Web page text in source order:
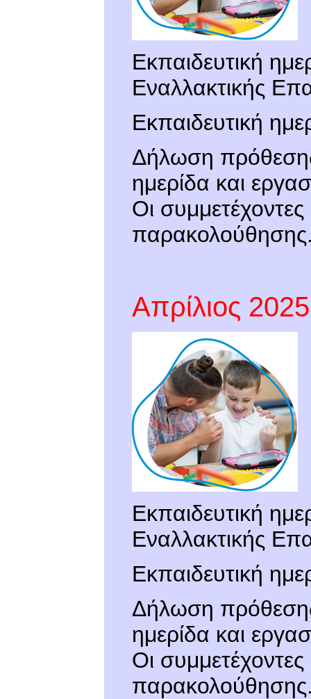
Εκπαιδευτική
Εναλλακτικής
Εκπαιδευτική
Δήλωση
ημερίδα και
Οι
Απρίλιος 2025
Εκπαιδευτική
Εναλλακτικής
Εκπαιδευτική
Δήλωση
ημερίδα και
Οι